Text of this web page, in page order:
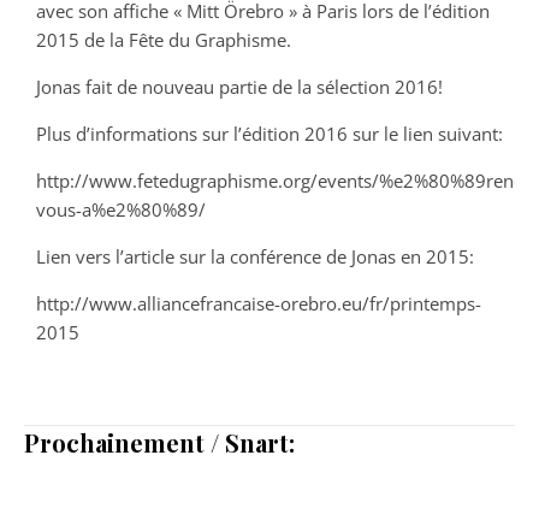
avec son affiche « Mitt Örebro » à Paris lors de l’édition
2015 de la Fête du Graphisme.
Jonas fait de nouveau partie de la sélection 2016!
Plus d’informations sur l’édition 2016 sur le lien suivant:
http://www.fetedugraphisme.org/events/
vous-a%e2%80%89/
Lien vers l’article sur la conférence de Jonas en 2015:
http://www.alliancefrancaise-orebro.eu/fr/printemps-
2015
Prochainement / Snart: